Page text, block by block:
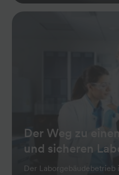
Der Weg zu
und sicheren
Der Laborgebäudebetrieb